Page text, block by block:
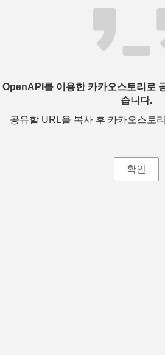
OpenAPI를 이용한 카카오스토리로
습니다.
공유할 URL을 복사 후 카카오스토
확인